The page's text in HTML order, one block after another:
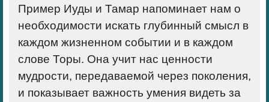
Пример Иуды и Тамар напоминает нам о
необходимости искать глубинный смысл в
каждом жизненном событии и в каждом
слове Торы. Она учит нас ценности
мудрости, передаваемой через поколения,
и показывает важность умения видеть за